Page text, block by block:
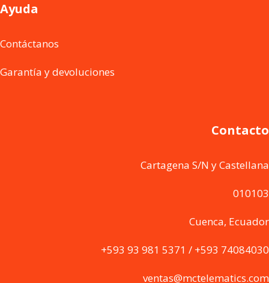
Ayuda
Contáctanos
Garantía y devoluciones
Contacto
Cartagena S/N y Castellana
010103
Cuenca, Ecuador
+593 93 981 5371 / +593 74084030
ventas@mctelematics.com